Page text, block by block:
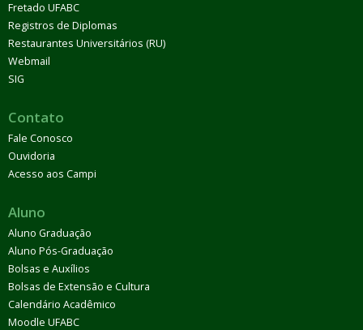
Fretado UFABC
Registros de Diplomas
Restaurantes Universitários (RU)
Webmail
SIG
Contato
Fale Conosco
Ouvidoria
Acesso aos Campi
Aluno
Aluno Graduação
Aluno Pós-Graduação
Bolsas e Auxílios
Bolsas de Extensão e Cultura
Calendário Acadêmico
Moodle UFABC